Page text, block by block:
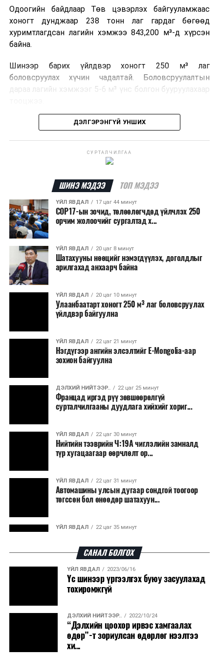
Одоогийн байдлаар Төв цэвэрлэх байгууламжаас
хоногт дунджаар 238 тонн лаг гардаг бөгөөд
хуримтлагдсан лагийн хэмжээ 843,200 м³-д хүрсэн
байна.
Шинээр барих үйлдвэр хоногт 250 м³ лаг
боловсруулах хүчин чадалтай. Боловсруулалтын
дараа лагийн хэмжээг 5-6 м³ үнс болгон бууруулахаар
Төслийн техник, эдийн засгийн үндэслэлийг
магадлалын ерөнхий дүгнэлтээр баталгаажуулсан
Мөн Нийслэлийн иргэдийн Төлөөлөгчдийн Хурлын
2025 оны 25/01 дүгээр тогтоолоор баталсан “Төр,
хувийн хэвшлийн түншлэлээр нийслэлд хэрэгжүүлэх
төслийн жагсаалт”-д лаг хатааж, шатаах үйлдвэр
барих төслийг төр, хувийн хэвшлийн түншлэлийн
хэлбэрээр хэрэгжүүлэхээр тусгажээ.
Лаг хатаах, шатаах технологи нь бохир ус цэвэрлэх
байгууламжаас гардаг лагийг байгаль орчинд аюулгүй
аргаар боловсруулж, эзлэхүүнийг эрс бууруулах
зориулалттай. Лагийг өндөр температурт шатааснаар
эзлэхүүн нь 90 хүртэл хувиар буурч, бактери, вирус
болон бусад өвчин үүсгэгч бичил биетнийг устгах
боломжтой.
Түүнчлэн шаталтын явцад үүсэх дулааныг цахилгаан
болдог. Зарим технологийн хувьд шаталтын дараа
үлдэх үнснээс фосфор зэрэг ашигт эрдсийг сэргээн
авах боломжтой аж.
Япон, Герман, Швейцар, Нидерланд, Өмнөд Солонгос
зэрэг улс лаг хатаах, шатаах технологийг ашиглаж
байна. Тухайлбал, Германд лаг шатаах үйлдвэрээс
ашигладаг бол Нидерландад төвлөрсөн лаг
боловсруулах үйлдвэрүүдээр дулаан, цахилгаан
эрчим хүч үйлдвэрлэдэг.
Ийнхүү лаг хатаах, шатаах технологийг лагийн
эзлэхүүнийг бууруулахын зэрэгцээ эрчим хүч
үйлдвэрлэх, нөөцийг дахин ашиглах чиглэлээр олон
улсад өргөн ашиглаж байна.
ДЭЛГЭРЭНГҮЙ УНШИХ
СУРТАЛЧИЛГАА
ШИНЭ МЭДЭЭ ТОП МЭДЭЭ
ҮЙЛ ЯВДАЛ 17 цаг 44 минут
COP17-ын зочид, төлөөлөгчдөд үйлчлэх 250
орчим жолоочийг сургалтад х...
ҮЙЛ ЯВДАЛ 20 цаг 8 минут
Шатахууны нөөцийг нэмэгдүүлэх, доголдлыг
арилгахад анхаарч байна
ҮЙЛ ЯВДАЛ 20 цаг 10 минут
Улаанбаатарт хоногт 250 м³ лаг боловсруулах
үйлдвэр байгуулна
ҮЙЛ ЯВДАЛ 22 цаг 21 минут
Нэгдүгээр ангийн элсэлтийг E-Mongolia-аар
зохион байгуулна
ДЭЛХИЙ НИЙТЭЭР.. 22 цаг 25 минут
Францад иргэд рүү зөвшөөрөлгүй
сурталчилгааны дуудлага хийхийг хориг...
ҮЙЛ ЯВДАЛ 22 цаг 30 минут
Нийтийн тээврийн Ч:19А чиглэлийн замналд
түр хугацаагаар өөрчлөлт ор...
ҮЙЛ ЯВДАЛ 22 цаг 31 минут
Автомашины улсын дугаар сондгой тоогоор
төгссөн бол өнөөдөр шатахуун...
ҮЙЛ ЯВДАЛ 22 цаг 35 минут
ДЭЛХИЙ НИЙТЭЭР.. 2026/08/06
“Уралдронзавод” компанийн ерөнхий
захирлын автомашиныг дэлбэлжээ...
ҮЙЛ ЯВДАЛ
Сүхбаатар боомтоор тав хоногт 10 мянга гаруй
тонн АИ-92 автобензин и...
САНАЛ БОЛГОХ
ҮЙЛ ЯВДАЛ 2023/06/16
Үс шинээр үргээлгэх буюу засуулахад
тохиромжгүй
ДЭЛХИЙ НИЙТЭЭР.. 2022/10/24
“Дэлхийн цоохор ирвэс хамгаалах
өдөр”-т зориулсан өдөрлөг нээлтээ
хи...